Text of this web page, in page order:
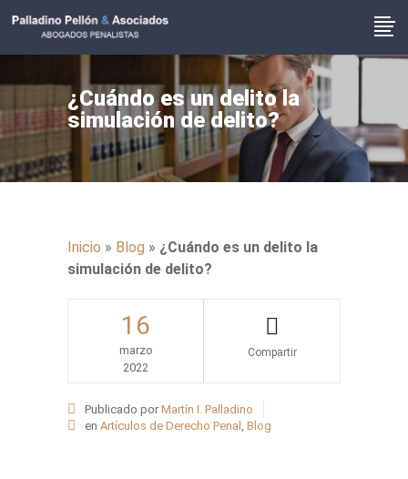
¿Cuándo es un delito la
simulación de delito?
Inicio » Blog » ¿Cuándo es un delito la
simulación de delito?
16
marzo
2022
Publicado por Martín I. Palladino
en Artículos de Derecho Penal , Blog